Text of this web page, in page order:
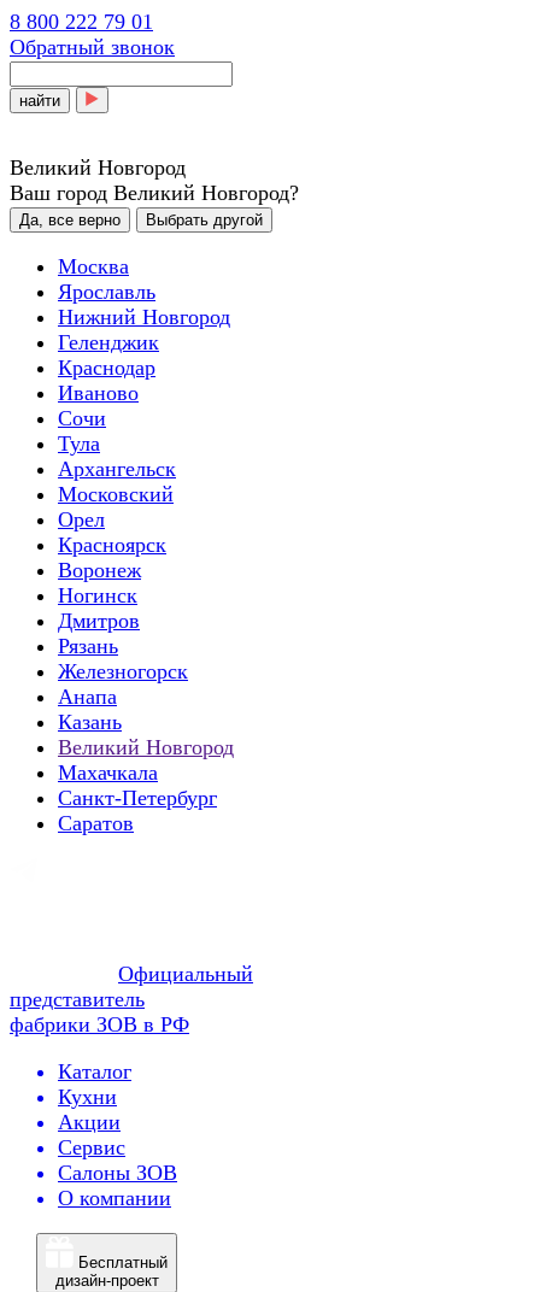
8 800 222 79 01
Обратный звонок
найти
Великий Новгород
Ваш город Великий Новгород?
Да, все верно Выбрать другой
Москва
Ярославль
Нижний Новгород
Геленджик
Краснодар
Иваново
Сочи
Тула
Архангельск
Московский
Орел
Красноярск
Воронеж
Ногинск
Дмитров
Рязань
Железногорск
Анапа
Казань
Великий Новгород
Махачкала
Санкт-Петербург
Саратов
Официальный
представитель
фабрики ЗОВ в РФ
Каталог
Кухни
Акции
Сервис
Салоны ЗОВ
О компании
Бесплатный
дизайн-проект